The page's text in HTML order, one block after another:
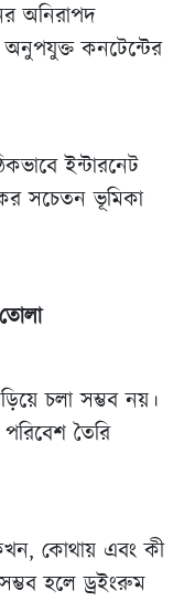
অনিরাপদ
অনুপযুক্ত কনটেন্টের
ইন্টারনেট
সচেতন ভূমিকা
চলা সম্ভব নয়।
তৈরি
কোথায় এবং কী
হলে ড্রইংরুম